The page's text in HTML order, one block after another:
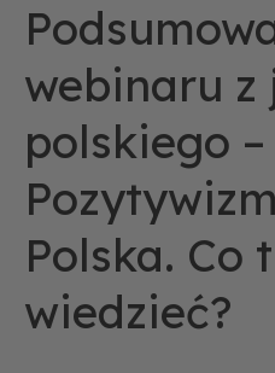
webinaru z
polskiego –
Polska. Co
wiedzieć?
Co
trzeba
wiedzieć?